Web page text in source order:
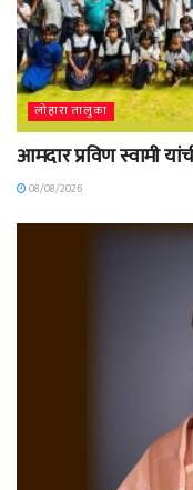
लोहारा तालुका
आमदार प्रविण स्वामी
08/08/2026